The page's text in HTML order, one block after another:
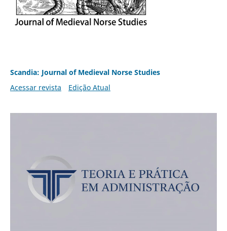
Scandia: Journal of Medieval Norse Studies
Acessar revista
Edição Atual